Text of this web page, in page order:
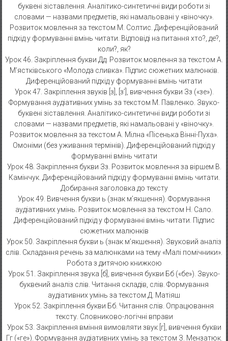
буквені зіставлення. Аналітико-синтетичні види роботи зі
словами — назвами предметів, які намальовані у «віночку».
Розвиток мовлення за текстом М. Солтис. Диференційований
підхід у формуванні вмінь читати. Відповіді на питання хто?, де?,
коли?, як?
Урок 46. Закріплення букви Дд. Розвиток мовлення за текстом А.
М’ястківського «Молода сливка». Підпис сюжетних малюнків.
Диференційований підхід у формуванні вмінь читати
Урок 47. Закріплення звуків [з], [з’], вивчення букви Зз («зе»).
Формування аудіативних умінь за текстом М. Павленко. Звуко-
буквені зіставлення. Аналітико-синтетичні види роботи зі
словами — назвами предметів, які намальовані у «віночку».
Розвиток мовлення за текстом А. Мілна «Пісенька Вінні-Пуха».
Омоніми (без уживання термінів). Диференційований підхід у
формуванні вмінь читати
Урок 48. Закріплення букви Зз. Розвиток мовлення за віршем В.
Камінчук. Диференційований підхід у формуванні вмінь читати.
Добирання заголовка до тексту
Урок 49. Вивчення букви ь (знак м’якшення). Формування
аудіативних умінь. Розвиток мовлення за текстом Н. Сало.
Диференційований підхід у формуванні вмінь читати. Підпис
сюжетних малюнків
Урок 50. Закріплення букви ь (знак м’якшення). Звуковий аналіз
слів. Складання речень за малюнками на тему «Малі помічники».
Робота з дитячою книжкою
Урок 51. Закріплення звука [б], вивчення букви Бб («бе»). Звуко-
буквений аналіз слів. Читання складів, слів. Формування
аудіативних умінь за текстом Д. Матіяш
Урок 52. Закріплення букви Бб. Читання слів. Опрацювання
тексту. Словниково-логічні вправи
Урок 53. Закріплення вміння вимовляти звук [г], вивчення букви
Гг («ге»). Формування аудіативних умінь за текстом З. Мензатюк.